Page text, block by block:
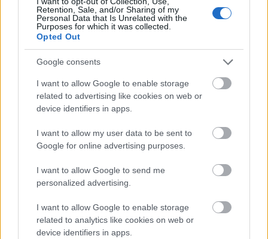
Retention, Sale, and/or Sharing of my
Personal Data that Is Unrelated with the
Purposes for which it was collected.
Opted Out
Google consents
I want to allow Google to enable storage
related to advertising like cookies on web or
device identifiers in apps.
I want to allow my user data to be sent to
Google for online advertising purposes.
I want to allow Google to send me
personalized advertising.
I want to allow Google to enable storage
related to analytics like cookies on web or
device identifiers in apps.
22ο Παγκαλαβρυτινό Αντάμωμα στην Κλειτορία